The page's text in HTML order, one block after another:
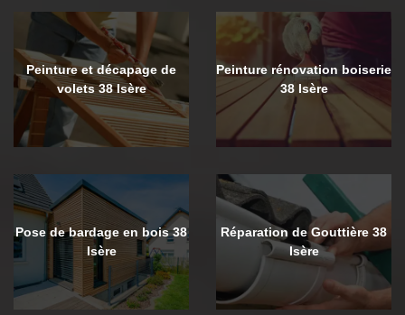
Peinture et décapage de
volets 38 Isère
Peinture rénovation boiserie
38 Isère
Pose de bardage en bois 38
Isère
Réparation de Gouttière 38
Isère